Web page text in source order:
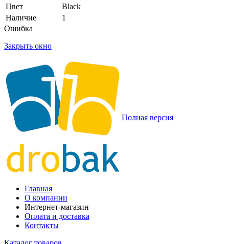
Цвет
Black
Наличие
1
Ошибка
Закрыть окно
Полная версия
Главная
О компании
Интернет-магазин
Оплата и доставка
Контакты